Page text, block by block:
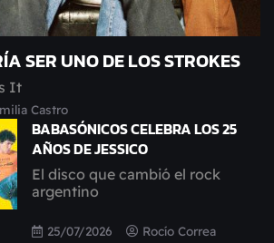
SER UNO DE LOS STROKES
It
Castro
BABASÓNICOS CELEBRA LOS 25
AÑOS DE JESSICO
El disco que cambió el rock
argentino
25/07/2026 Rocío Correa